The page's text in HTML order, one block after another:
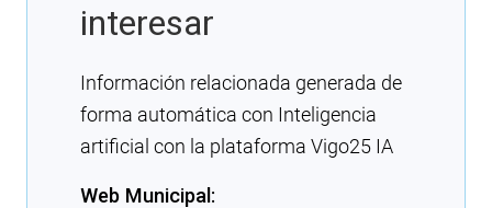
interesar
Información relacionada generada de
forma automática con Inteligencia
artificial con la plataforma Vigo25 IA
Web Municipal: